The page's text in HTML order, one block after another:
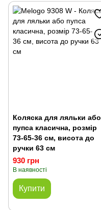
Коляска для ляльки або
пупса класична, розмір
73-65-36 см, висота до
ручки 63 см
930 грн
В наявності
Купити